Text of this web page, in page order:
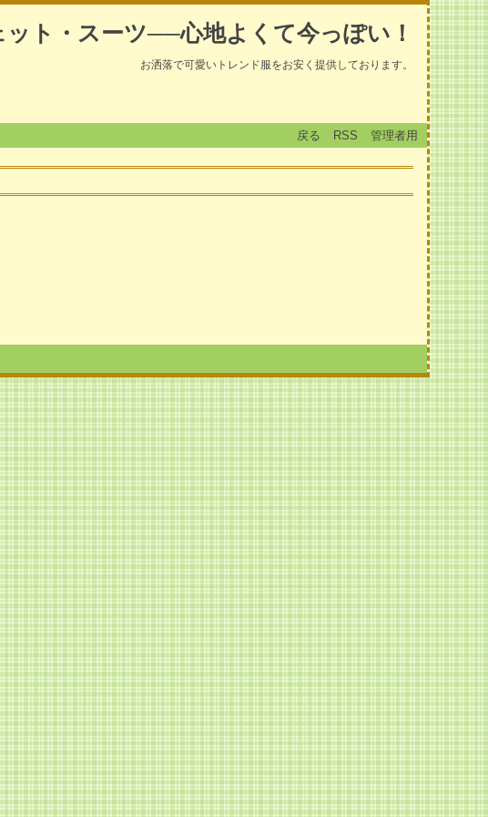
ト・スーツ──心地よくて今っぽい！
お洒落で可愛いトレンド服をお安く提供しております。
戻る RSS 管理者用